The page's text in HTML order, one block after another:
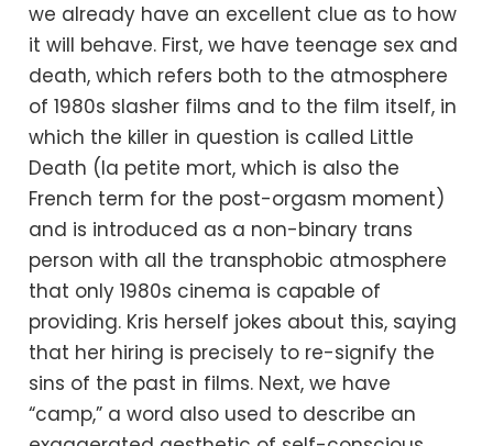
we already have an excellent clue as to how
it will behave. First, we have teenage sex and
death, which refers both to the atmosphere
of 1980s slasher films and to the film itself, in
which the killer in question is called Little
Death (la petite mort, which is also the
French term for the post-orgasm moment)
and is introduced as a non-binary trans
person with all the transphobic atmosphere
that only 1980s cinema is capable of
providing. Kris herself jokes about this, saying
that her hiring is precisely to re-signify the
sins of the past in films. Next, we have
“camp,” a word also used to describe an